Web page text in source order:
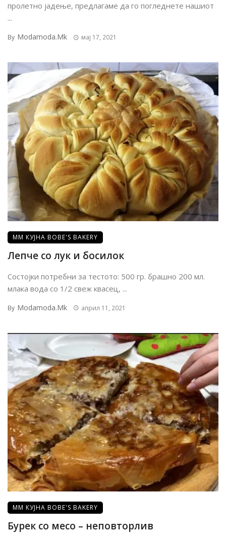
пролетно јадење, предлагаме да го погледнете нашиот
...
By Modamoda.mk мај 17, 2021
ММ КУЈНА BOBE'S BAKERY
Лепче со лук и босилок
Состојки потребни за тестото: 500 гр. брашно 200 мл.
млака вода со 1/2 свеж квасец, ...
By Modamoda.mk април 11, 2021
ММ КУЈНА BOBE'S BAKERY
Бурек со месо – неповторлив